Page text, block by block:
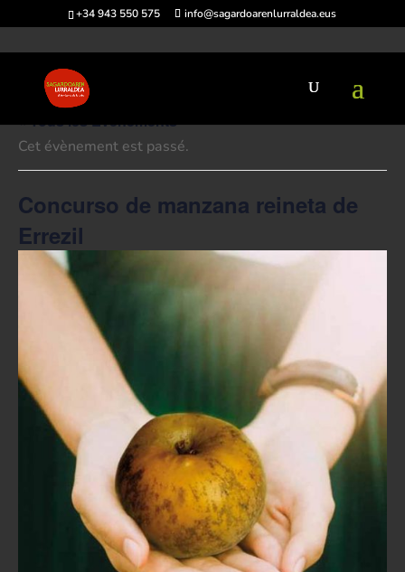
+34 943 550 575 info@sagardoarenlurraldea.eus
« Tous les Évènements
Cet évènement est passé.
Concurso de manzana reineta de
Errezil